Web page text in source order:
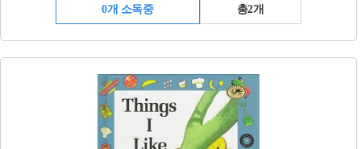
0개 소독중 총2개